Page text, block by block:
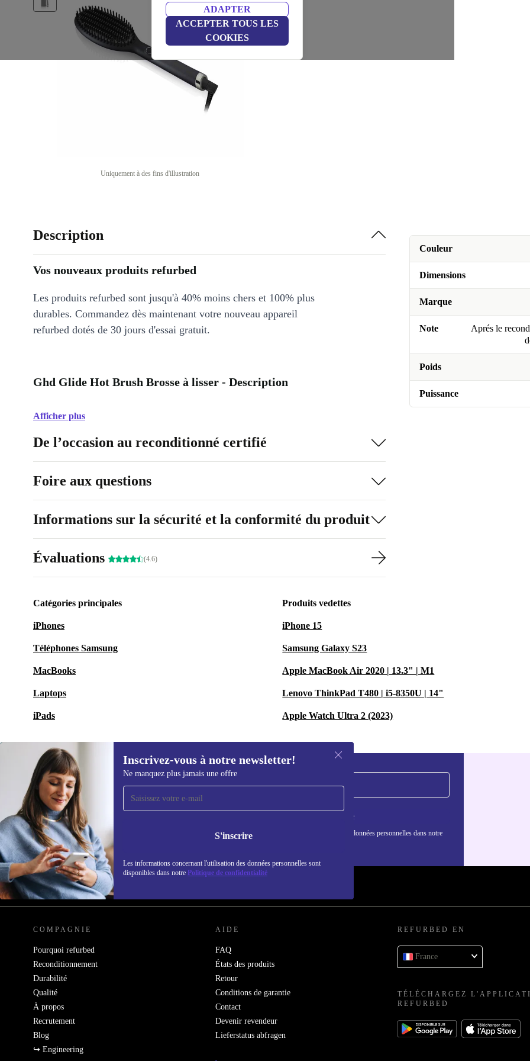
ADAPTER
ACCEPTER TOUS LES
COOKIES
Uniquement à des fins d'illustration
Couleur
Dimensions
Marque
Note
Aprés le
Poids
Puissance
Description
Vos nouveaux produits refurbed
Les produits refurbed sont jusqu'à 40% moins chers et 100% plus
durables. Commandez dès maintenant votre nouveau appareil
refurbed dotés de 30 jours d'essai gratuit.
Ghd Glide Hot Brush Brosse à lisser - Description
Afficher plus
De l’occasion au reconditionné certifié
Foire aux questions
Informations sur la sécurité et la conformité du produit
Évaluations (4.6)
Catégories principales
iPhones
Téléphones Samsung
MacBooks
Laptops
iPads
Produits vedettes
iPhone 15
Samsung Galaxy S23
Apple MacBook Air 2020 | 13.3" | M1
Lenovo ThinkPad T480 | i5-8350U | 14"
Apple Watch Ultra 2 (2023)
Inscrivez-vous à notre newsletter!
Ne manquez plus jamais une offre
S'inscrire
Les informations concernant l'utilisation des données personnelles sont
disponibles dans notre Politique de confidentialité
Recevoir offres et infos de
refurbed par mail
Ne manquez plus aucune offre.
S'inscrire
Retrouvez les informations sur l'utilisation des données personnelles dans notre
REFURBED FRANCE - RETHINK NEW.
COMPAGNIE
Pourquoi refurbed
Reconditionnement
Durabilité
Qualité
À propos
Recrutement
Blog
↪ Engineering
AIDE
FAQ
États des produits
Retour
Conditions de garantie
Contact
Devenir revendeur
Lieferstatus abfragen
REFURBED EN
France
TÉLÉCHARGEZ
REFURBED